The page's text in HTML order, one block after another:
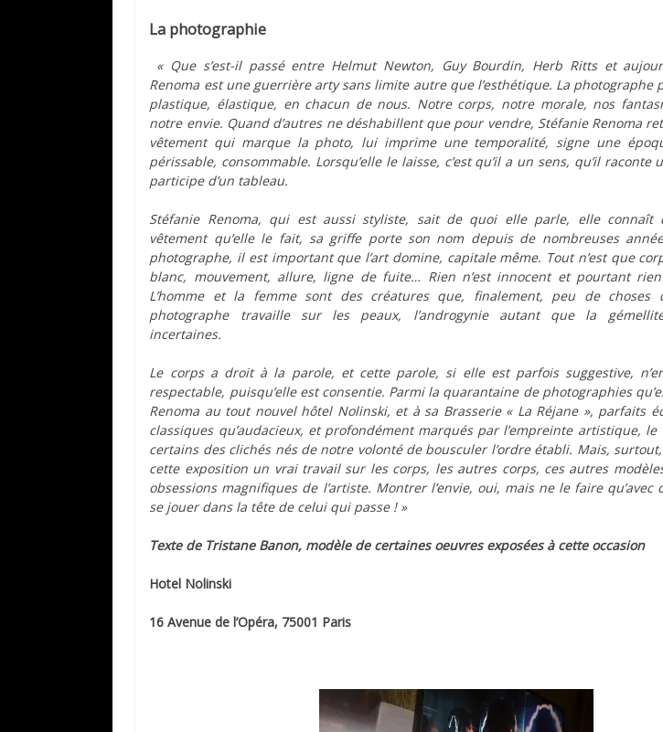
La photographie
« Que s’est-il passé entre Helmut Newton, Guy Bourdin, Herb Ritts et
Renoma est une guerrière arty sans limite autre que l’esthétique. La photographe
plastique, élastique, en chacun de nous. Notre corps, notre morale, nos
notre envie. Quand d’autres ne déshabillent que pour vendre, Stéfanie Renoma
vêtement qui marque la photo, lui imprime une temporalité, signe une
périssable, consommable. Lorsqu’elle le laisse, c’est qu’il a un sens, qu’il raconte
participe d’un tableau.
Stéfanie Renoma, qui est aussi styliste, sait de quoi elle parle, elle connaît
vêtement qu’elle le fait, sa griffe porte son nom depuis de nombreuses
photographe, il est important que l’art domine, capitale même. Tout n’est que
blanc, mouvement, allure, ligne de fuite… Rien n’est innocent et pourtant rien
L’homme et la femme sont des créatures que, finalement, peu de choses
photographe travaille sur les peaux, l’androgynie autant que la
incertaines.
Le corps a droit à la parole, et cette parole, si elle est parfois suggestive,
respectable, puisqu’elle est consentie. Parmi la quarantaine de photographies
Renoma au tout nouvel hôtel Nolinski, et à sa Brasserie « La Réjane », parfaits
classiques qu’audacieux, et profondément marqués par l’empreinte artistique,
certains des clichés nés de notre volonté de bousculer l’ordre établi. Mais,
cette exposition un vrai travail sur les corps, les autres corps, ces autres
obsessions magnifiques de l’artiste. Montrer l’envie, oui, mais ne le faire qu’avec
se jouer dans la tête de celui qui passe ! »
Texte de Tristane Banon, modèle de certaines oeuvres exposées à cette occasion
Hotel Nolinski
16 Avenue de l’Opéra, 75001 Paris